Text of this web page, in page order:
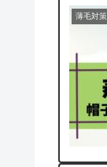
薄毛対策